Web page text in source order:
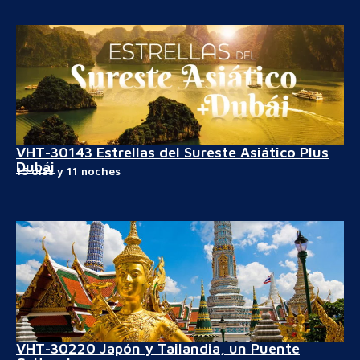
VHT-30143 Estrellas del Sureste Asiático Plus
Dubái
15 días y 11 noches
VHT-30220 Japón y Tailandia, un Puente